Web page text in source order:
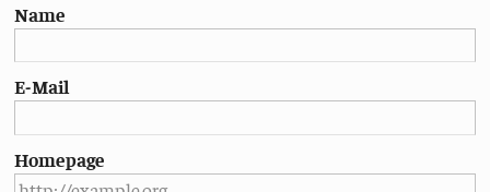
Name
E-Mail
Homepage